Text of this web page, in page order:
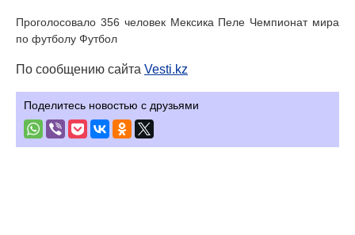
Проголосовало 356 человек Мексика Пеле Чемпионат мира
по футболу Футбол
По сообщению сайта Vesti.kz
Поделитесь новостью с друзьями